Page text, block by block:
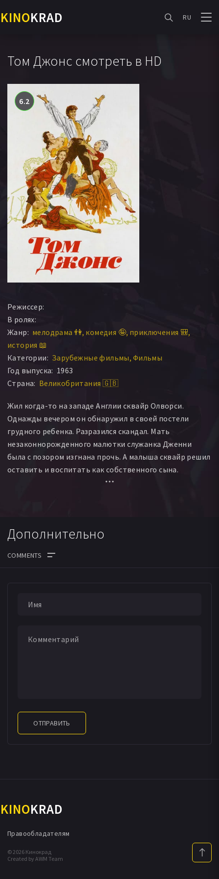
KINOKRAD RU
Том Джонс смотреть в HD
6.2
Режиссер:
В ролях:
Жанр: мелодрама 👫 комедия 🤪 приключения 🎒
история 📖
Категории: Зарубежные фильмы Фильмы
Год выпуска: 1963
Страна: Великобритания 🇬🇧
Жил когда-то на западе Англии сквайр Олворси.
Однажды вечером он обнаружил в своей постели
грудного ребенка. Разразился скандал. Мать
незаконнорожденного малютки служанка Дженни
была с позором изгнана прочь. А малыша сквайр решил
оставить и воспитать как собственного сына.
Мальчика назвали Том Джонс.
молодого человека. Как и у всех у Тома были слабости,
Но стрела Купидона пронзила и его сердце.
отправиться в Лондон. А отважная Софи решила
Дополнительно
ОТПРАВИТЬ
KINOKRAD
© 2026 Кинокрад
Created by AWM Team
Правообладателям